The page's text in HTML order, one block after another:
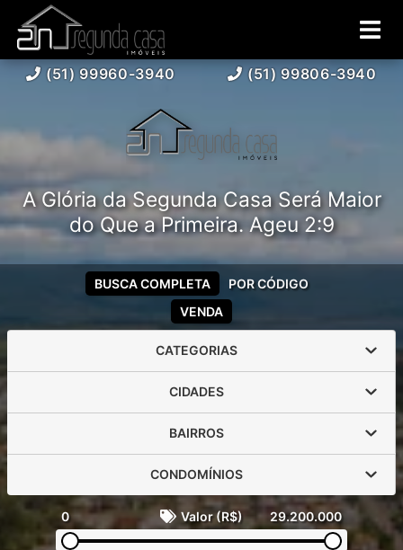
(51) 99960-3940 (51) 99806-3940
A Glória da Segunda Casa Será Maior
do Que a Primeira. Ageu 2:9
VENDA
BUSCA COMPLETA POR CÓDIGO
CATEGORIAS
CIDADES
BAIRROS
CONDOMÍNIOS
0 Valor (R$) 29.200.000